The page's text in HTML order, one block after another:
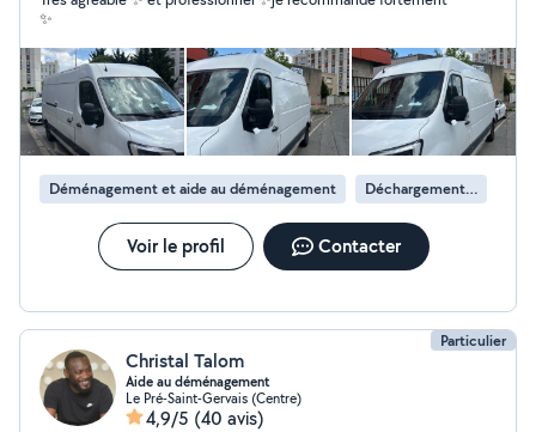
quelques minutes contactez-moi maintenant
✨
Déménagement et aide au déménagement Déchargement de camion de déménagement
Voir le profil Contacter
Particulier
Christal Talom
Aide au déménagement
Le Pré-Saint-Gervais (Centre)
4,9/5 (40 avis)